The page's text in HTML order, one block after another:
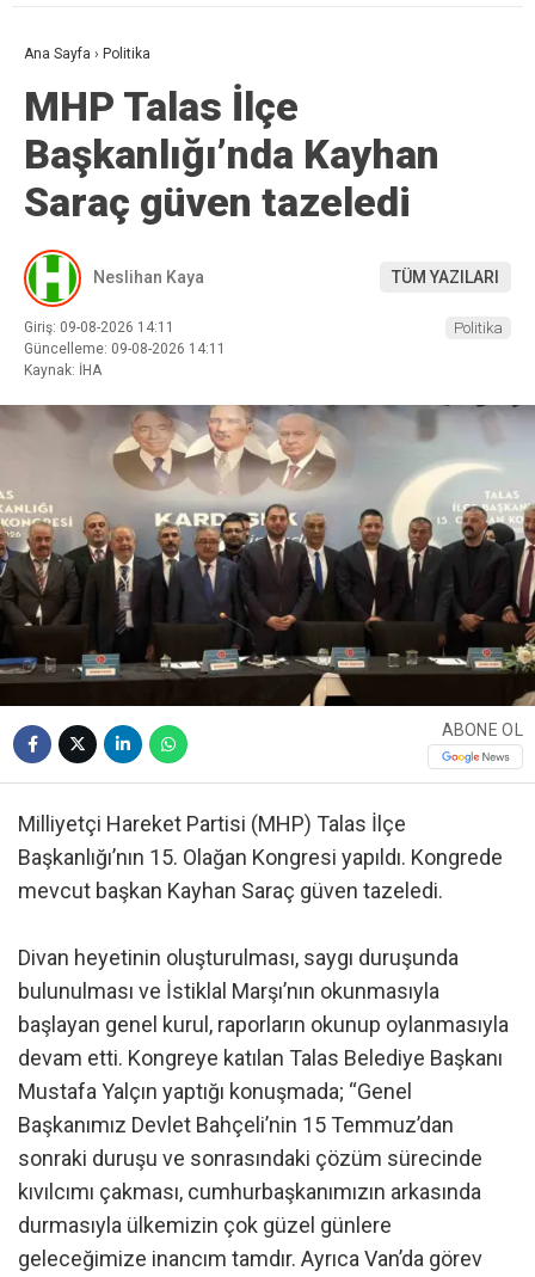
Ana Sayfa › Politika
MHP Talas İlçe
Başkanlığı’nda Kayhan
Saraç güven tazeledi
Neslihan Kaya TÜM YAZILARI
Giriş: 09-08-2026 14:11
Güncelleme: 09-08-2026 14:11
Kaynak: İHA
Politika
ABONE OL
Milliyetçi Hareket Partisi (MHP) Talas İlçe
Başkanlığı’nın 15. Olağan Kongresi yapıldı. Kongrede
mevcut başkan Kayhan Saraç güven tazeledi.
Divan heyetinin oluşturulması, saygı duruşunda
bulunulması ve İstiklal Marşı’nın okunmasıyla
başlayan genel kurul, raporların okunup oylanmasıyla
devam etti. Kongreye katılan Talas Belediye Başkanı
Mustafa Yalçın yaptığı konuşmada; “Genel
Başkanımız Devlet Bahçeli’nin 15 Temmuz’dan
sonraki duruşu ve sonrasındaki çözüm sürecinde
kıvılcımı çakması, cumhurbaşkanımızın arkasında
durmasıyla ülkemizin çok güzel günlere
geleceğimize inancım tamdır. Ayrıca Van’da görev